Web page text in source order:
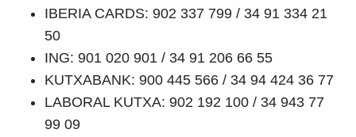
IBERIA CARDS: 902 337 799 / 34 91 334 21
50
ING: 901 020 901 / 34 91 206 66 55
KUTXABANK: 900 445 566 / 34 94 424 36 77
LABORAL KUTXA: 902 192 100 / 34 943 77
99 09